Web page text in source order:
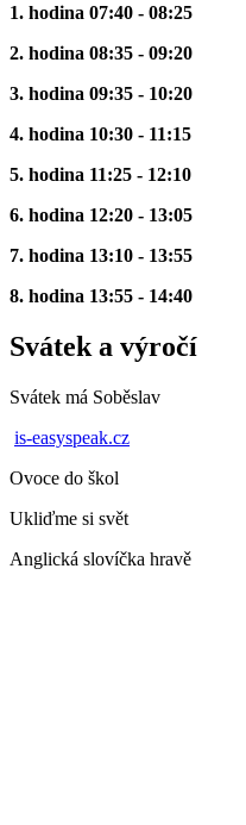
1. hodina 07:40 - 08:25
2. hodina 08:35 - 09:20
3. hodina 09:35 - 10:20
4. hodina 10:30 - 11:15
5. hodina 11:25 - 12:10
6. hodina 12:20 - 13:05
7. hodina 13:10 - 13:55
8. hodina 13:55 - 14:40
Svátek a výročí
Svátek má Soběslav
is-easyspeak.cz
Ovoce do škol
Ukliďme si svět
Anglická slovíčka hravě